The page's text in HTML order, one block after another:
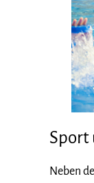
Sport
Neben